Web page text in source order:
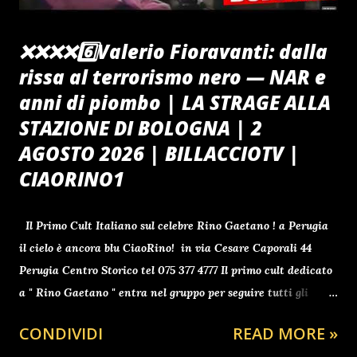
❌️❌️❌️❌️6️⃣Valerio Fioravanti: dalla
rissa al terrorismo nero — NAR e
anni di piombo | LA STRAGE ALLA
STAZIONE DI BOLOGNA | 2
AGOSTO 2026 | BILLACCIOTV |
CIAORINO1
Il Primo Cult Italiano sul celebre Rino Gaetano ! a Perugia
il cielo è ancora blu CiaoRino! in via Cesare Caporali 44
Perugia Centro Storico tel 075 377 4777 Il primo cult dedicato
a " Rino Gaetano " entra nel gruppo per seguire tutti gli
avventori del sito da Antonio BARBUTO , presidente
CONDIVIDI READ MORE »